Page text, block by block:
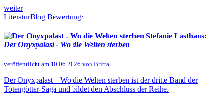
weiter
LiteraturBlog Bewertung:
Stefanie Lasthaus:
Der Onyxpalast - Wo die Welten sterben
veröffentlicht am 10.06.2026 von Britta
Der Onyxpalast – Wo die Welten sterben ist der dritte Band der
Totengötter-Saga und bildet den Abschluss der Reihe.